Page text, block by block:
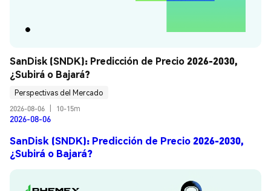
SanDisk (SNDK): Predicción de Precio 2026-2030,
¿Subirá o Bajará?
Perspectivas del Mercado
2026-08-06
10-15m
2026-08-06
SanDisk (SNDK): Predicción de Precio 2026-2030,
¿Subirá o Bajará?